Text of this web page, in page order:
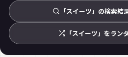
「スイーツ」の検索結
「スイーツ」をラン